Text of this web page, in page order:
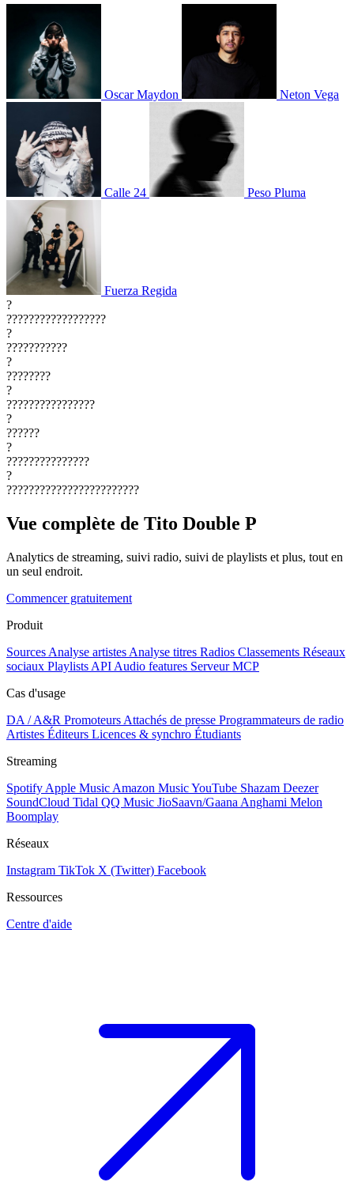
Oscar Maydon Neton Vega
Calle 24 Peso Pluma
Fuerza Regida
?
??????????????????
?
???????????
?
????????
?
????????????????
?
??????
?
???????????????
?
????????????????????????
Vue complète de Tito Double P
Analytics de streaming, suivi radio, suivi de playlists et plus, tout en
un seul endroit.
Commencer gratuitement
Produit
Sources Analyse artistes Analyse titres Radios Classements Réseaux
sociaux Playlists API Audio features Serveur MCP
Cas d'usage
DA / A&R Promoteurs Attachés de presse Programmateurs de radio
Artistes Éditeurs Licences & synchro Étudiants
Streaming
Spotify Apple Music Amazon MusicYouTube Shazam Deezer
SoundCloud Tidal QQ Music JioSaavn/Gaana Anghami Melon
Boomplay
Réseaux
Instagram TikTok X (Twitter) Facebook
Ressources
Centre d'aide